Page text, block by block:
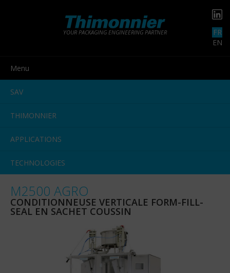
FR
EN
YOUR PACKAGING ENGINEERING PARTNER
Menu
SAV
THIMONNIER
APPLICATIONS
TECHNOLOGIES
M2500 AGRO
CONDITIONNEUSE VERTICALE FORM-FILL-
SEAL EN SACHET COUSSIN